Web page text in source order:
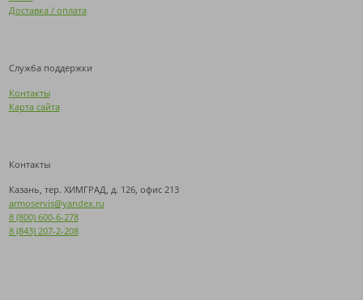
Доставка / оплата
Служба поддержки
Контакты
Карта сайта
Контакты
Казань, тер. ХИМГРАД, д. 126, офис 213
armoservis@yandex.ru
8 (800) 600-6-278
8 (843) 207-2-208